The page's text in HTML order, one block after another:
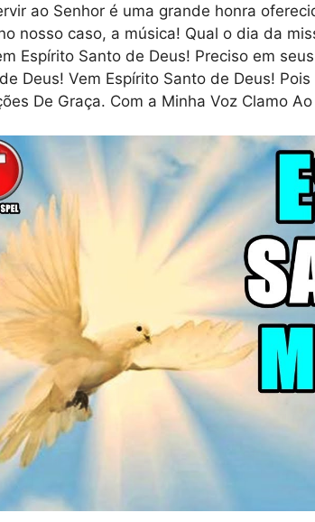
ao Senhor é uma grande honra
nosso caso, a música! Qual o dia da
Espírito Santo de Deus! Preciso em
Deus! Vem Espírito Santo de Deus!
De Graça. Com a Minha Voz Clamo